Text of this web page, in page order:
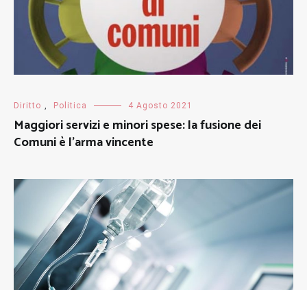
Diritto Politica 4 Agosto 2021
Maggiori servizi e minori spese: la fusione dei
Comuni è l’arma vincente